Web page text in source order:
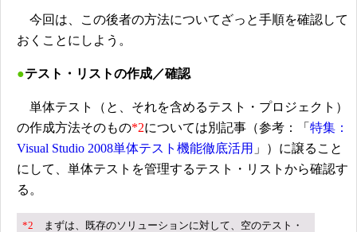
今回は、この後者の方法についてざっと手順を確認して
おくことにしよう。
●テスト・リストの作成／確認
単体テスト（と、それを含めるテスト・プロジェクト）
の作成方法そのもの*2については別記事（参考：「 特集：
Visual Studio 2008単体テスト機能徹底活用 」）に譲ること
にして、単体テストを管理するテスト・リストから確認す
る。
*2 まずは、既存のソリューションに対して、空のテスト・